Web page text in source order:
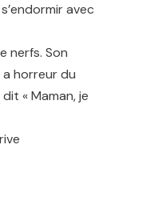
avec
nerfs. Son
a horreur du
« Maman, je